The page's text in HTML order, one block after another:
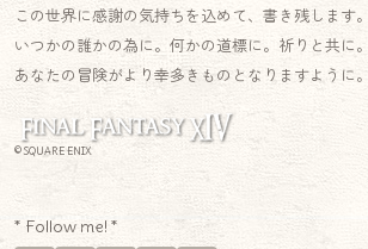
この世界に感謝の気持ちを込めて、書き残します。
いつかの誰かの為に。何かの道標に。祈りと共に。
あなたの冒険がより幸多きものとなりますように。
© SQUARE ENIX
* Follow me! *